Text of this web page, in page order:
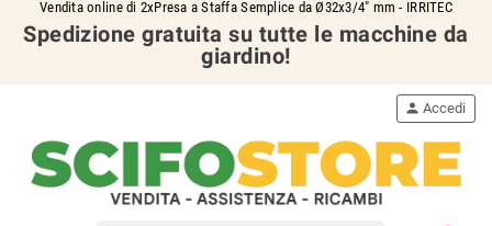
Vendita online di 2xPresa a Staffa Semplice da Ø32x3/4" mm - IRRITEC
Spedizione gratuita su tutte le macchine da
giardino!
person Accedi